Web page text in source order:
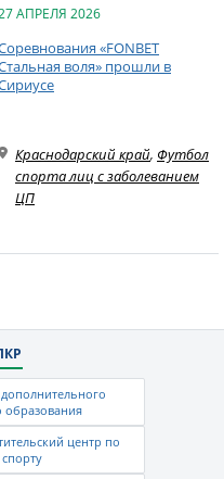
АПРЕЛЯ 2026
«FONBET
воля» прошли в
Краснодарский край, Футбол
спорта лиц с заболеванием
ЦП
образования
центр по